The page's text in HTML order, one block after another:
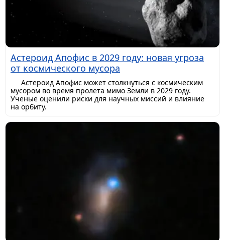
Астероид Апофис в 2029 году: новая угроза
от космического мусора
Астероид Апофис может столкнуться с космическим
мусором во время пролета мимо Земли в 2029 году.
Ученые оценили риски для научных миссий и влияние
на орбиту.